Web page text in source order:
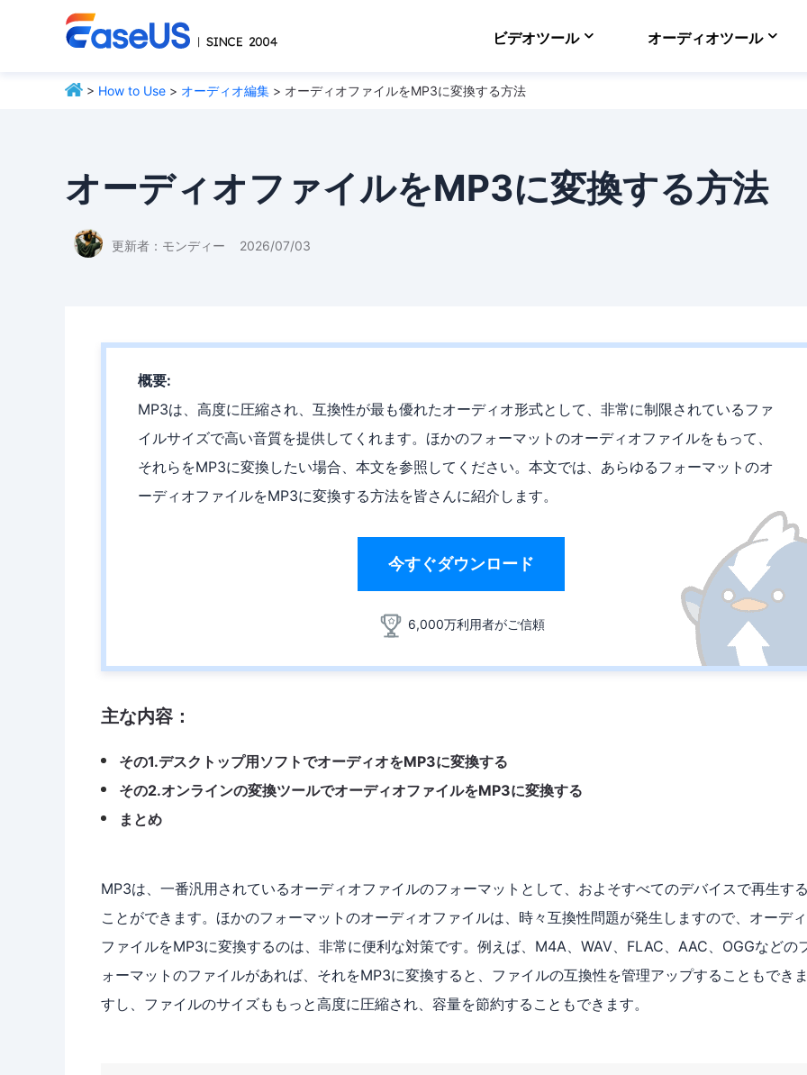
ビデオツール
Video
オンラインで動画を
オーディオツール
> How to Use > オーディオ編集 > オーディオファイルをMP3に変換する方法
オーディオファイルをMP3に変換する方法
更新者： モンディー 2026/07/03
概要:
MP3は、高度に圧縮され、互換性が最も優れたオーディオ形式として、非常に制限されているファ
イルサイズで高い音質を提供してくれます。ほかのフォーマットのオーディオファイルをもって、
それらをMP3に変換したい場合、本文を参照してください。本文では、あらゆるフォーマットのオ
ーディオファイルをMP3に変換する方法を皆さんに紹介します。
今すぐダウンロード
6,000万利用者がご信頼
主な内容：
その1.デスクトップ用ソフトでオーディオをMP3に変換する
その2.オンラインの変換ツールでオーディオファイルをMP3に変換する
まとめ
MP3は、一番汎用されているオーディオファイルのフォーマットとして、およそすべてのデバイスで再生す
ことができます。ほかのフォーマットのオーディオファイルは、時々互換性問題が発生しますので、オーデ
ファイルをMP3に変換するのは、非常に便利な対策です。例えば、M4A、WAV、FLAC、AAC、OGGなどの
ォーマットのファイルがあれば、それをMP3に変換すると、ファイルの互換性を管理アップすることもでき
すし、ファイルのサイズももっと高度に圧縮され、容量を節約することもできます。